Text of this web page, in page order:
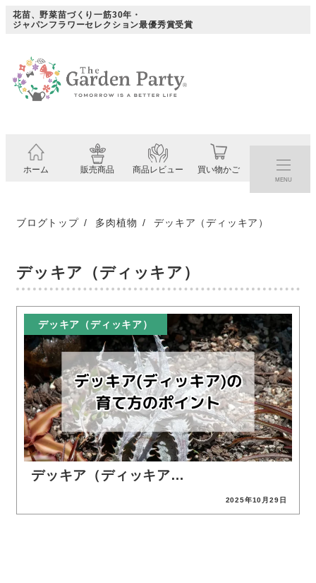
メ花苗、野菜苗づくり一筋30年・
ジャパンフラワーセレクション最優秀賞受賞
ホーム 販売商品 商品レビュー 買い物かご
MENU
ブログトップ 多肉植物 デッキア（ディッキア）
デッキア（ディッキア）
デッキア（ディッキア）
デッキア（ディッキア…
2025年10月29日